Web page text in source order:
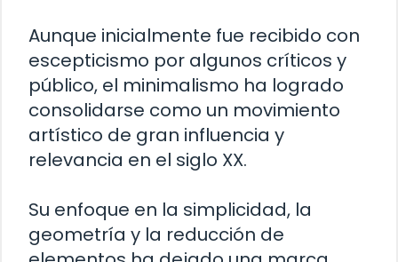
Aunque inicialmente fue recibido con
escepticismo por algunos críticos y
público, el minimalismo ha logrado
consolidarse como un movimiento
artístico de gran influencia y
relevancia en el siglo XX.
Su enfoque en la simplicidad, la
geometría y la reducción de